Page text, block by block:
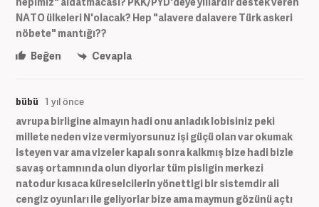
NATO ülkeleri N'olacak? Hep "alavere dalavere Türk askeri
nöbete" mantığı??
Beğen
Cevapla
bübü 1 yıl önce
avrupa birligine almayın hadi onu anladık lobisiniz peki
millete neden vize vermiyorsunuz işi güçü olan var okumak
isteyen var ama vizeler kapalı sonra kalkmış bize hadi bizle
savaş ortamnında olun diyorlar tüm pisligin merkezi
natodur kısaca küreselcilerin yönettigi bir sistemdir ali
cengiz oyunları ile geliyorlar bize ama maymun gözünü açtı